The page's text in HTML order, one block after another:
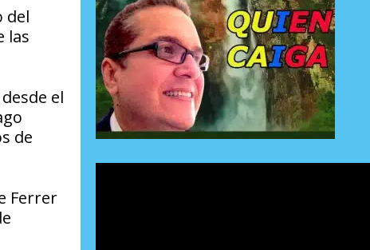
del
las
el
de
Ferrer